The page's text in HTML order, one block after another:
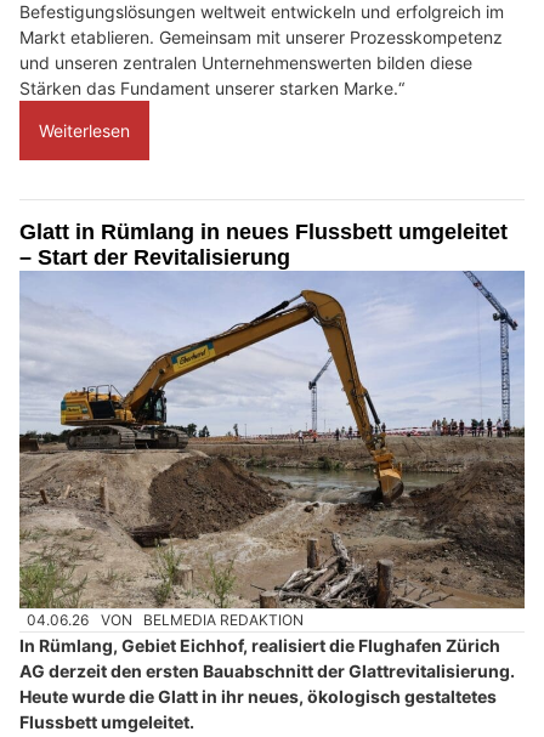
Befestigungslösungen weltweit entwickeln und erfolgreich im
Markt etablieren. Gemeinsam mit unserer Prozesskompetenz
und unseren zentralen Unternehmenswerten bilden diese
Stärken das Fundament unserer starken Marke.“
Weiterlesen
Glatt in Rümlang in neues Flussbett umgeleitet
– Start der Revitalisierung
04.06.26 VON BELMEDIA REDAKTION
In Rümlang, Gebiet Eichhof, realisiert die Flughafen Zürich
AG derzeit den ersten Bauabschnitt der Glattrevitalisierung.
Heute wurde die Glatt in ihr neues, ökologisch gestaltetes
Flussbett umgeleitet.